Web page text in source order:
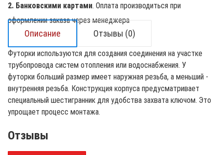
2. Банковскими картами. Оплата производиться при
оформлении заказа через менеджера
Описание Отзывы (0)
Футорки используются для создания соединения на участке
трубопровода систем отопления или водоснабжения. У
футорки больший размер имеет наружная резьба, а меньший -
внутренняя резьба. Конструкция корпуса предусматривает
специальный шестигранник для удобства захвата ключом. Это
упрощает процесс монтажа.
Отзывы